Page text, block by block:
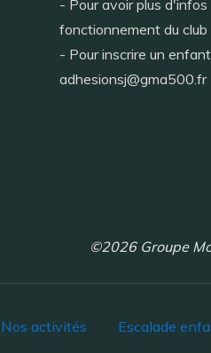
- Pour avoir plus
fonctionnement du
- Pour inscrire un
adhesionsj@gma500.fr
©2026 Groupe
Nos activités Escalade